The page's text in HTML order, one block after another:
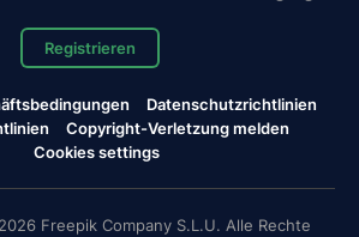
Registrieren
Datenschutzrichtlinien
Copyright-Verletzung melden
Cookies settings
Freepik Company S.L.U. Alle Rechte